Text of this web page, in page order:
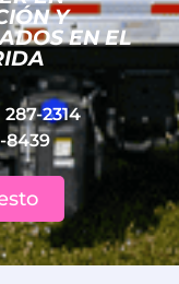
Y
EN EL
2314
8439